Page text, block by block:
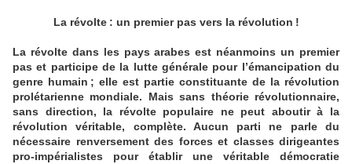
La révolte : un premier pas vers la révolution !
La révolte dans les pays arabes est néanmoins un premier
pas et participe de la lutte générale pour l’émancipation du
genre humain ; elle est partie constituante de la révolution
prolétarienne mondiale. Mais sans théorie révolutionnaire,
sans direction, la révolte populaire ne peut aboutir à la
révolution véritable, complète. Aucun parti ne parle du
nécessaire renversement des forces et classes dirigeantes
pro-impérialistes pour établir une véritable démocratie